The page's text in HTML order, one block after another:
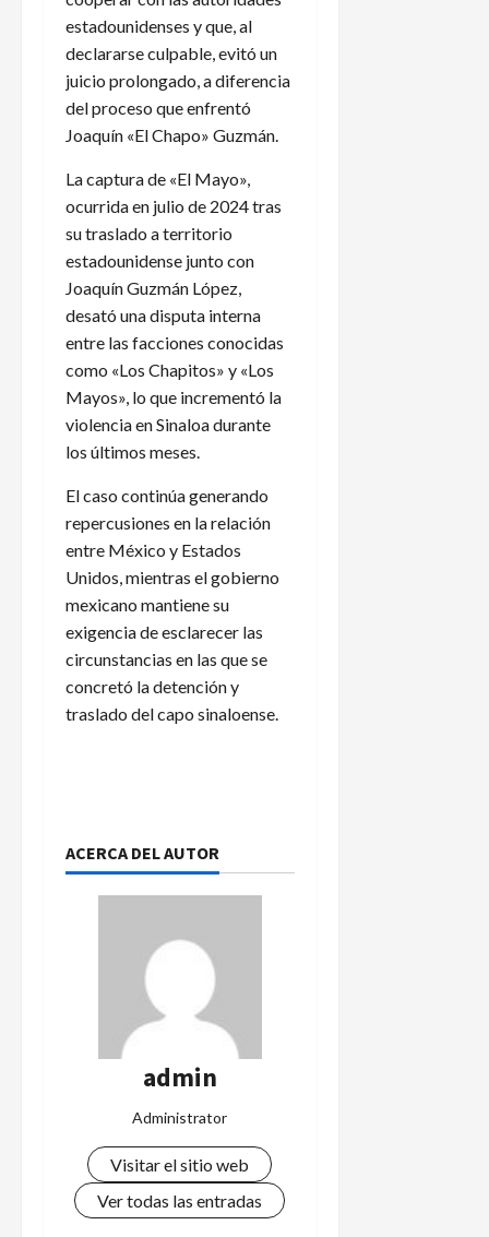
estadounidenses y que, al
declararse culpable, evitó un
juicio prolongado, a diferencia
del proceso que enfrentó
Joaquín «El Chapo» Guzmán.
La captura de «El Mayo»,
ocurrida en julio de 2024 tras
su traslado a territorio
estadounidense junto con
Joaquín Guzmán López,
desató una disputa interna
entre las facciones conocidas
como «Los Chapitos» y «Los
Mayos», lo que incrementó la
violencia en Sinaloa durante
los últimos meses.
El caso continúa generando
repercusiones en la relación
entre México y Estados
Unidos, mientras el gobierno
mexicano mantiene su
exigencia de esclarecer las
circunstancias en las que se
concretó la detención y
traslado del capo sinaloense.
ACERCA DEL AUTOR
admin
Administrator
Visitar el sitio web
Ver todas las entradas